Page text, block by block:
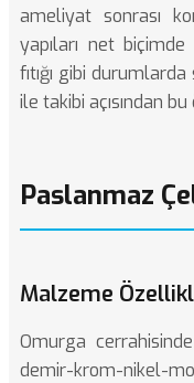
ameliyat sonrası
yapıları net
fıtığı gibi durumlarda
ile takibi açısından
Paslanmaz
Malzeme
Omurga
demir-krom-nikel-